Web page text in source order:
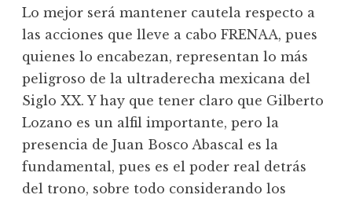
Lo mejor será mantener cautela respecto a
las acciones que lleve a cabo FRENAA, pues
quienes lo encabezan, representan lo más
peligroso de la ultraderecha mexicana del
Siglo XX. Y hay que tener claro que Gilberto
Lozano es un alfil importante, pero la
presencia de Juan Bosco Abascal es la
fundamental, pues es el poder real detrás
del trono, sobre todo considerando los